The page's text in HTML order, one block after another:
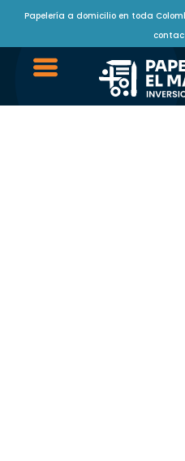
Papelería a domicilio en toda